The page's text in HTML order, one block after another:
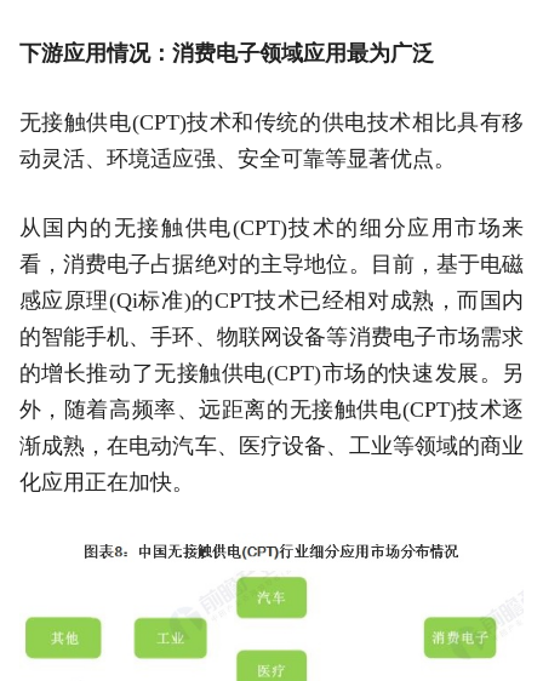
下游应用情况：消费电子领域应用最为广泛
无接触供电(CPT)技术和传统的供电技术相比具有移
动灵活、环境适应强、安全可靠等显著优点。
从国内的无接触供电(CPT)技术的细分应用市场来
看，消费电子占据绝对的主导地位。目前，基于电磁
感应原理(Qi标准)的CPT技术已经相对成熟，而国内
的智能手机、手环、物联网设备等消费电子市场需求
的增长推动了无接触供电(CPT)市场的快速发展。另
外，随着高频率、远距离的无接触供电(CPT)技术逐
渐成熟，在电动汽车、医疗设备、工业等领域的商业
化应用正在加快。